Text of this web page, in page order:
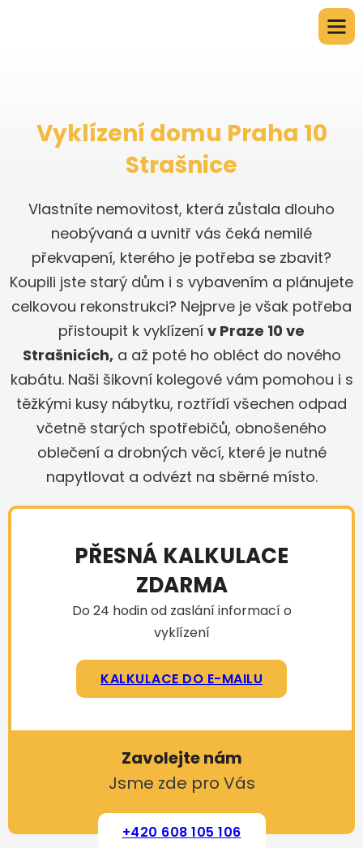
Vyklízení domu Praha 10
Strašnice
Vlastníte nemovitost, která zůstala dlouho
neobývaná a uvnitř vás čeká nemilé
překvapení, kterého je potřeba se zbavit?
Koupili jste starý dům i s vybavením a plánujete
celkovou rekonstrukci? Nejprve je však potřeba
přistoupit k vyklízení v Praze 10 ve
Strašnicích,a až poté ho obléct do nového
kabátu. Naši šikovní kolegové vám pomohou i s
těžkými kusy nábytku, roztřídí všechen odpad
včetně starých spotřebičů, obnošeného
oblečení a drobných věcí, které je nutné
napytlovat a odvézt na sběrné místo.
PŘESNÁ KALKULACE
ZDARMA
Do 24 hodin od zaslání informací o
vyklízení
KALKULACE DO E-MAILU
Zavolejte nám
Jsme zde pro Vás
+420 608 105 106